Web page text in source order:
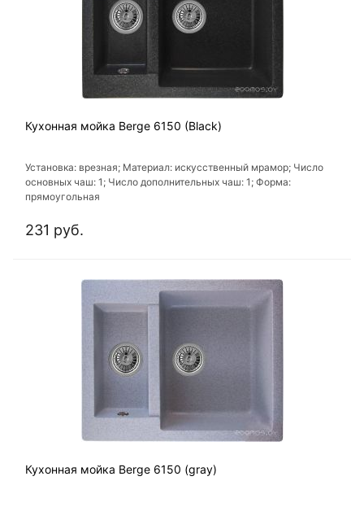
Кухонная мойка Berge 6150 (Black)
Установка: врезная; Материал: искусственный мрамор; Число
основных чаш: 1; Число дополнительных чаш: 1; Форма:
прямоугольная
231 руб.
Кухонная мойка Berge 6150 (gray)